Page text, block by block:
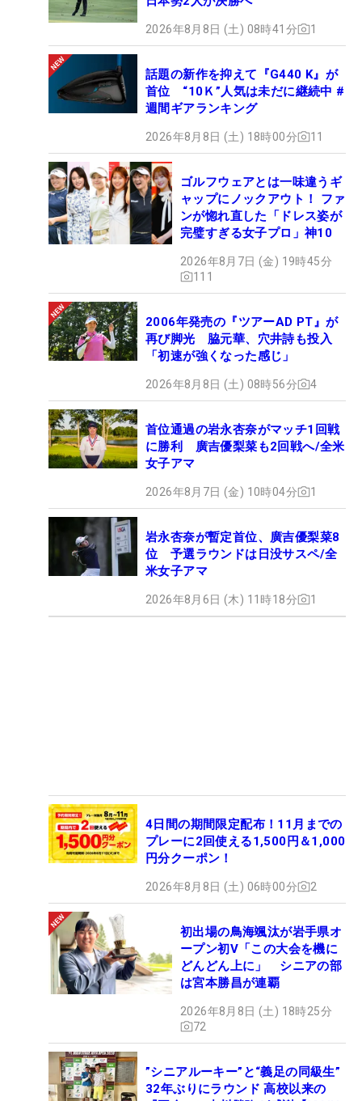
2026年8月8日 (土) 08時41分 1
話題の新作を抑えて『G440 K』が
首位 “10Ｋ”人気は未だに継続中 #
週間ギアランキング
2026年8月8日 (土) 18時00分 11
ゴルフウェアとは一味違うギ
ャップにノックアウト！ ファ
ンが惚れ直した「ドレス姿が
完璧すぎる女子プロ」神10
2026年8月7日 (金) 19時45分
111
2006年発売の『ツアーAD PT』が
再び脚光 脇元華、穴井詩も投入
「初速が強くなった感じ」
2026年8月8日 (土) 08時56分 4
首位通過の岩永杏奈がマッチ1回戦
に勝利 廣吉優梨菜も2回戦へ/全米
女子アマ
2026年8月7日 (金) 10時04分 1
岩永杏奈が暫定首位、廣吉優梨菜8
位 予選ラウンドは日没サスペ/全
米女子アマ
2026年8月6日 (木) 11時18分 1
4日間の期間限定配布！11月までの
プレーに2回使える1,500円＆1,000
円分クーポン！
2026年8月8日 (土) 06時00分 2
初出場の鳥海颯汰が岩手県オ
ープン初V「この大会を機に
どんどん上に」 シニアの部
は宮本勝昌が連覇
2026年8月8日 (土) 18時25分
72
”シニアルーキー”と“義足の同級生”
32年ぶりにラウンド 高校以来の